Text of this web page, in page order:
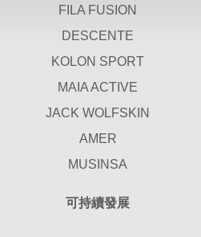
FILA FUSION
DESCENTE
KOLON SPORT
MAIA ACTIVE
JACK WOLFSKIN
AMER
MUSINSA
可持續發展